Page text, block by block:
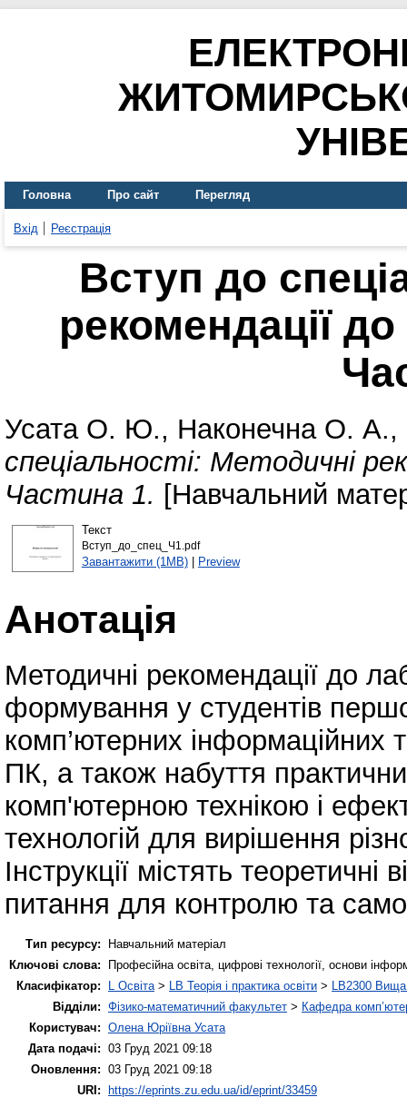
Головна Про сайт Перегляд
Вхід Реєстрація
Вступ до
рекомендації
Усата О. Ю., Наконечна О. А.,
спеціальності: Методичні
Частина 1. [Навчальний
Текст
Вступ_до_спец_Ч1.pdf
Завантажити (1MB)| Preview
Анотація
Методичні рекомендації до
формування у студентів
комп’ютерних інформаційних
ПК, а також набуття
комп'ютерною технікою і
технологій для вирішення
Інструкції містять
питання для контролю та
Тип ресурсу:
Навчальний матеріал
Ключові слова:
Професійна освіта, цифрові технології, основи
Класифікатор:
L Освіта > LB Теорія і практика освіти > LB2300 Вища
Відділи: Фізико-математичний факультет > Кафедра
Користувач: Олена Юріївна Усата
Дата подачі: 03 Груд 2021 09:18
Оновлення: 03 Груд 2021 09:18
URI: https://eprints.zu.edu.ua/id/eprint/33459